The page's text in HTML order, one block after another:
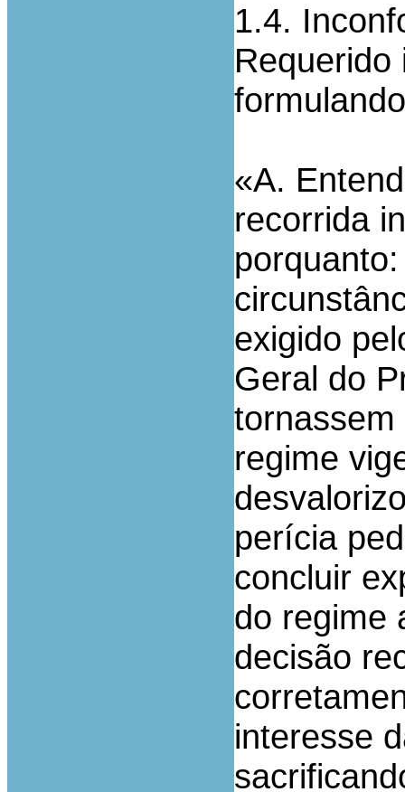
1.4.
«A.
recorrida
exigido
Geral do
regime
perícia
concluir
do regime
decisão
interesse